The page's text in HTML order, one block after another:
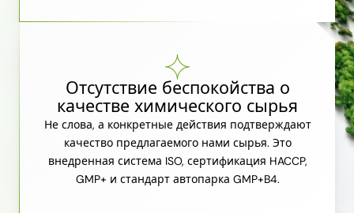
Отсутствие беспокойства о
качестве химического сырья
Не слова, а конкретные действия подтверждают
качество предлагаемого нами сырья. Это
внедренная система ISO, сертификация HACCP,
GMP+ и стандарт автопарка GMP+B4.